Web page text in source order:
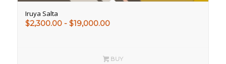
Iruya Salta
$2,300.00 - $19,000.00Rango
desde
BUY